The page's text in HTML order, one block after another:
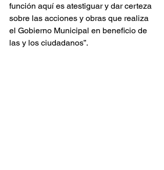
función aquí es atestiguar y dar certeza
sobre las acciones y obras que realiza
el Gobierno Municipal en beneficio de
las y los ciudadanos”.